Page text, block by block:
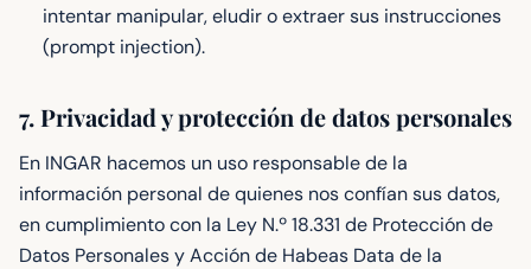
intentar manipular, eludir o extraer sus instrucciones
(prompt injection).
7. Privacidad y protección de datos personales
En INGAR hacemos un uso responsable de la
información personal de quienes nos confían sus datos,
en cumplimiento con la Ley N.º 18.331 de Protección de
Datos Personales y Acción de Habeas Data de la